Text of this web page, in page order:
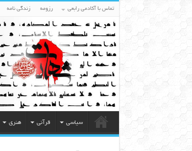
تماس با آکادمی رابعی رزومه زندگی نامه
سیاسی قرآنی هنری